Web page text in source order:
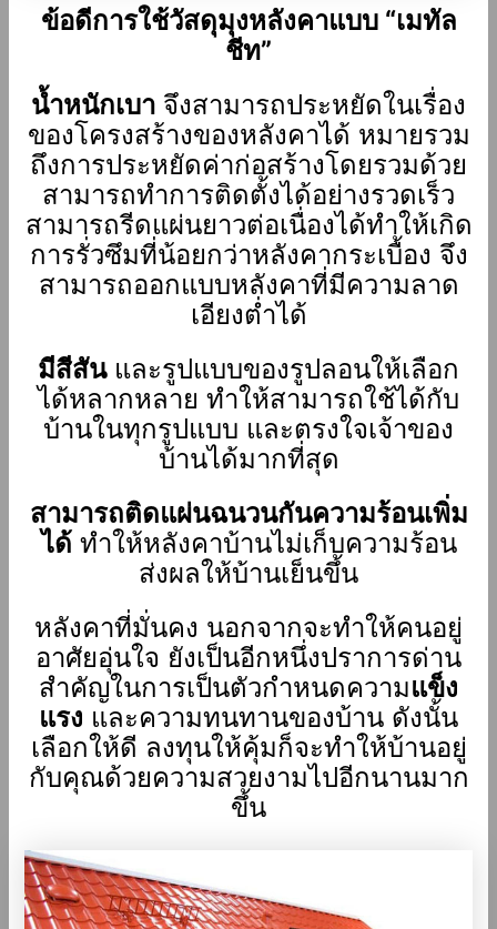
ข้อดีการใช้วัสดุมุงหลังคาแบบ “เมทัล
ชีท”
น้ำหนักเบา จึงสามารถประหยัดในเรื่อง
ของโครงสร้างของหลังคาได้ หมายรวม
ถึงการประหยัดค่าก่อสร้างโดยรวมด้วย
สามารถทำการติดตั้งได้อย่างรวดเร็ว
สามารถรีดแผ่นยาวต่อเนื่องได้ทำให้เกิด
การรั่วซึมที่น้อยกว่าหลังคากระเบื้อง จึง
สามารถออกแบบหลังคาที่มีความลาด
เอียงต่ำได้
มีสีสันและรูปแบบของรูปลอนให้เลือก
ได้หลากหลาย ทำให้สามารถใช้ได้กับ
บ้านในทุกรูปแบบ และตรงใจเจ้าของ
บ้านได้มากที่สุด
สามารถติดแผ่นฉนวนกันความร้อนเพิ่ม
ได้ทำให้หลังคาบ้านไม่เก็บความร้อน
ส่งผลให้บ้านเย็นขึ้น
หลังคาที่มั่นคง นอกจากจะทำให้คนอยู่
อาศัยอุ่นใจ ยังเป็นอีกหนึ่งปราการด่าน
สำคัญในการเป็นตัวกำหนดความแข็ง
แรง และความทนทานของบ้าน ดังนั้น
เลือกให้ดี ลงทุนให้คุ้มก็จะทำให้บ้านอยู่
กับคุณด้วยความสวยงามไปอีกนานมาก
ขึ้น